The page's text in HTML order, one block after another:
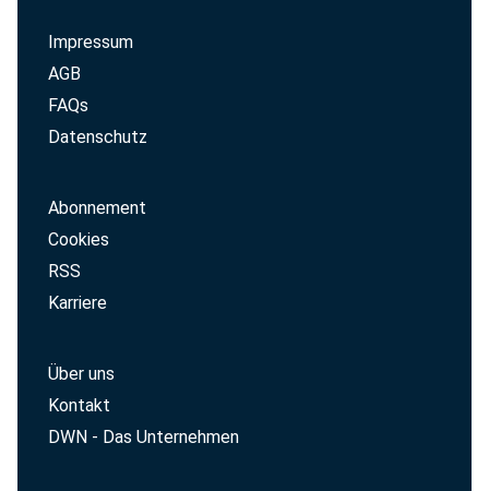
Impressum
AGB
FAQs
Datenschutz
Abonnement
Cookies
RSS
Karriere
Über uns
Kontakt
DWN - Das Unternehmen